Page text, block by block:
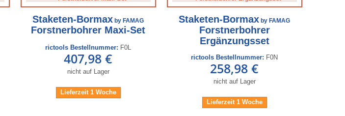
Staketen-Bormax by FAMAG
Forstnerbohrer Maxi-Set
rictools Bestellnummer: F0L
407,98 €
nicht auf Lager
Lieferzeit 1 Woche
Staketen-Bormax by FAMAG
Forstnerbohrer
Ergänzungsset
rictools Bestellnummer: F0N
258,98 €
nicht auf Lager
Lieferzeit 1 Woche